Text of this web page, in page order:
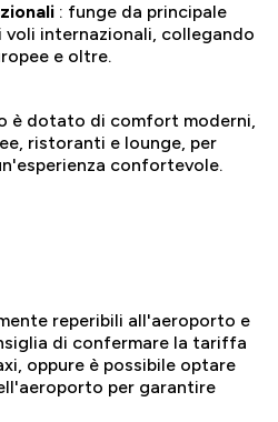
: funge da principale
voli internazionali, collegando
e oltre.
è dotato di comfort moderni,
ristoranti e lounge, per
confortevole.
reperibili all'aeroporto e
di confermare la tariffa
oppure è possibile optare
per garantire